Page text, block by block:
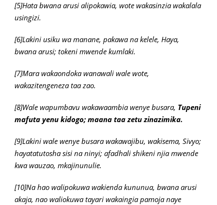
[5]Hata bwana arusi alipokawia, wote wakasinzia wakalala
usingizi.
[6]Lakini usiku wa manane, pakawa na kelele, Haya,
bwana arusi; tokeni mwende kumlaki.
[7]Mara wakaondoka wanawali wale wote,
wakazitengeneza taa zao.
[8]Wale wapumbavu wakawaambia wenye busara, Tupeni
mafuta yenu kidogo; maana taa zetu zinazimika.
[9]Lakini wale wenye busara wakawajibu, wakisema, Sivyo;
hayatatutosha sisi na ninyi; afadhali shikeni njia mwende
kwa wauzao, mkajinunulie.
[10]Na hao walipokuwa wakienda kununua, bwana arusi
akaja, nao waliokuwa tayari wakaingia pamoja naye